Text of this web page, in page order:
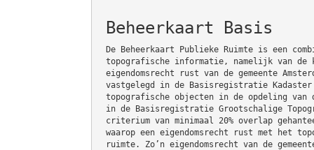
Beheerkaart Basis
De Beheerkaart Publieke Ruimte is een
topografische informatie, namelijk van de
eigendomsrecht rust van de gemeente
vastgelegd in de Basisregistratie Kadaster
topografische objecten in de opdeling van
in de Basisregistratie Grootschalige
criterium van minimaal 20% overlap
waarop een eigendomsrecht rust met het
ruimte. Zo’n eigendomsrecht van de